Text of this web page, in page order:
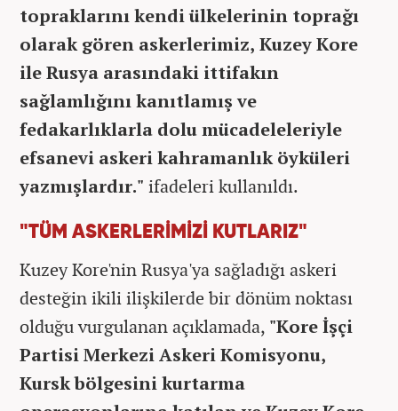
topraklarını kendi ülkelerinin toprağı
olarak gören askerlerimiz, Kuzey Kore
ile Rusya arasındaki ittifakın
sağlamlığını kanıtlamış ve
fedakarlıklarla dolu mücadeleleriyle
efsanevi askeri kahramanlık öyküleri
yazmışlardır." ifadeleri kullanıldı.
"TÜM ASKERLERİMİZİ KUTLARIZ"
Kuzey Kore'nin Rusya'ya sağladığı askeri
desteğin ikili ilişkilerde bir dönüm noktası
olduğu vurgulanan açıklamada, "Kore İşçi
Partisi Merkezi Askeri Komisyonu,
Kursk bölgesini kurtarma